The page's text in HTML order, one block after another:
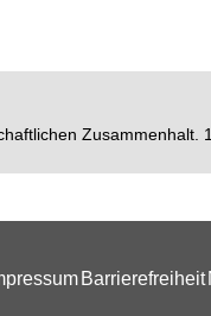
Zusammenhalt.
Barrierefreiheit